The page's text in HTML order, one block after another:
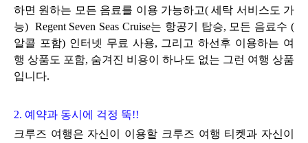
하면 원하는 모든 음료를 이용 가능하고( 세탁 서비스도 가
능) Regent Seven Seas Cruise는 항공기 탑승, 모든 음료수 (
알콜 포함) 인터넷 무료 사용, 그리고 하선후 이용하는 여
행 상품도 포함, 숨겨진 비용이 하나도 없는 그런 여행 상품
입니다.
2. 예약과 동시에 걱정 뚝!!
크루즈 여행은 자신이 이용할 크루즈 여행 티켓과 자신이